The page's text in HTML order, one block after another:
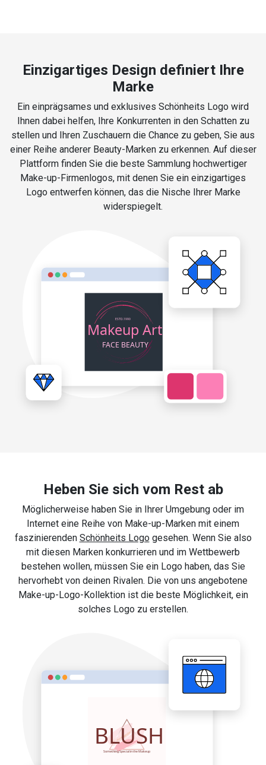
Einzigartiges Design definiert Ihre
Marke
Ein einprägsames und exklusives Schönheits Logo wird
Ihnen dabei helfen, Ihre Konkurrenten in den Schatten zu
stellen und Ihren Zuschauern die Chance zu geben, Sie aus
einer Reihe anderer Beauty-Marken zu erkennen. Auf dieser
Plattform finden Sie die beste Sammlung hochwertiger
Make-up-Firmenlogos, mit denen Sie ein einzigartiges
Logo entwerfen können, das die Nische Ihrer Marke
widerspiegelt.
Heben Sie sich vom Rest ab
Möglicherweise haben Sie in Ihrer Umgebung oder im
Internet eine Reihe von Make-up-Marken mit einem
faszinierenden Schönheits Logogesehen. Wenn Sie also
mit diesen Marken konkurrieren und im Wettbewerb
bestehen wollen, müssen Sie ein Logo haben, das Sie
hervorhebt von deinen Rivalen. Die von uns angebotene
Make-up-Logo-Kollektion ist die beste Möglichkeit, ein
solches Logo zu erstellen.